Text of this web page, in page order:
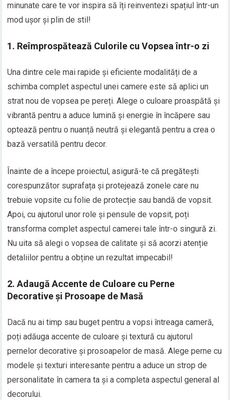
minunate care te vor inspira să îți reinventezi spațiul într-un
mod ușor și plin de stil!
1. Reîmprospătează Culorile cu Vopsea într-o zi
Una dintre cele mai rapide și eficiente modalități de a
schimba complet aspectul unei camere este să aplici un
strat nou de vopsea pe pereți. Alege o culoare proaspătă și
vibrantă pentru a aduce lumină și energie în încăpere sau
optează pentru o nuanță neutră și elegantă pentru a crea o
bază versatilă pentru decor.
Înainte de a începe proiectul, asigură-te că pregătești
corespunzător suprafața și protejează zonele care nu
trebuie vopsite cu folie de protecție sau bandă de vopsit.
Apoi, cu ajutorul unor role și pensule de vopsit, poți
transforma complet aspectul camerei tale într-o singură zi.
Nu uita să alegi o vopsea de calitate și să acorzi atenție
detaliilor pentru a obține un rezultat impecabil!
2. Adaugă Accente de Culoare cu Perne
Decorative și Prosoape de Masă
Dacă nu ai timp sau buget pentru a vopsi întreaga cameră,
poți adăuga accente de culoare și textură cu ajutorul
pernelor decorative și prosoapelor de masă. Alege perne cu
modele și texturi interesante pentru a aduce un strop de
personalitate în camera ta și a completa aspectul general al
decorului.